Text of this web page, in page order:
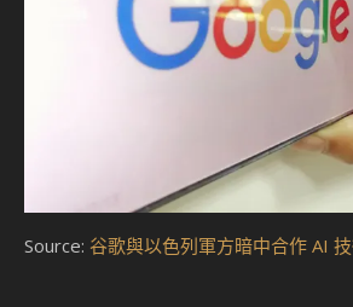
Source: 谷歌與以色列軍方暗中合作 AI